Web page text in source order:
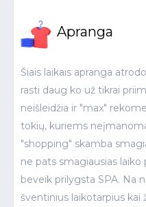
Apranga
Šiais laikais apranga
rasti daug ko už tikrai
neišleidžia ir "max"
tokių, kuriems
"shopping" skamba
ne pats smagiausias
beveik prilygsta SPA. Na
šventinius laikotarpius kai